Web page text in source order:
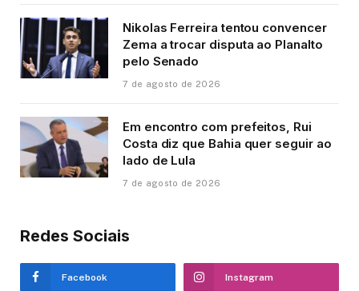
Nikolas Ferreira tentou convencer
Zema a trocar disputa ao Planalto
pelo Senado
7 de agosto de 2026
Em encontro com prefeitos, Rui
Costa diz que Bahia quer seguir ao
lado de Lula
7 de agosto de 2026
Redes Sociais
Facebook Instagram